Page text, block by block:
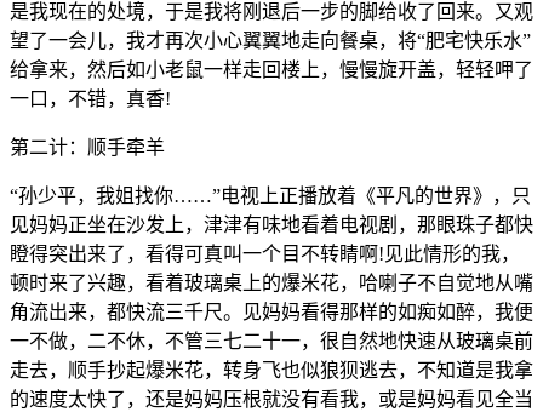
是我现在的处境，于是我将刚退后一步的脚给收了回来。又观
望了一会儿，我才再次小心翼翼地走向餐桌，将“肥宅快乐水”
给拿来，然后如小老鼠一样走回楼上，慢慢旋开盖，轻轻呷了
一口，不错，真香!
第二计：顺手牵羊
“孙少平，我姐找你……”电视上正播放着《平凡的世界》，只
见妈妈正坐在沙发上，津津有味地看着电视剧，那眼珠子都快
瞪得突出来了，看得可真叫一个目不转睛啊!见此情形的我，
顿时来了兴趣，看着玻璃桌上的爆米花，哈喇子不自觉地从嘴
角流出来，都快流三千尺。见妈妈看得那样的如痴如醉，我便
一不做，二不休，不管三七二十一，很自然地快速从玻璃桌前
走去，顺手抄起爆米花，转身飞也似狼狈逃去，不知道是我拿
的速度太快了，还是妈妈压根就没有看我，或是妈妈看见全当